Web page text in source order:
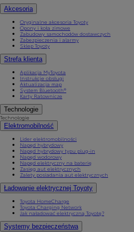
Akcesoria
Oryginalne akcesoria Toyoty
Opony i koła zimowe
Zabudowy samochodów dostawczych
Zabezpieczenia i alarmy
Sklep Toyoty
Strefa klienta
Aplikacja MyToyota
Instrukcje obsługi
Aktualizacja map
System Bluetooth®
Karty Ratownicze
Technologie
Technologie
Elektromobilność
Lider elektromobilności
Napęd hybrydowy
Napęd hybrydowy typu plug-in
Napęd wodorowy
Napęd elektryczny na baterię
Zasięg aut elektrycznych
Zalety posiadania aut elektrycznych
Ładowanie elektrycznej Toyoty
Toyota HomeCharge
Toyota Charging Network
Jak naładować elektryczną Toyotę?
Systemy bezpieczeństwa